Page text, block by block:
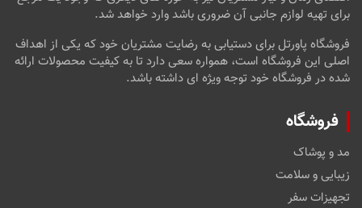
برای تهیه لوازم جانبی آن ضروری باشد وارد خواهد شد.
فروشگاه پاورتل برای دستیابی به رضایت مشتریان خود که یکی از اهداف
اصلی این فروشگاه است، همواره سعی دارد تا به کیفیت محصولات ارائه
شده در فروشگاه خود توجه ویژه ای داشته باشد.
فروشگاه
مد و پوشاک
زیبایی و سلامت
تجهیزات سفر